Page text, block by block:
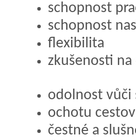
schopnost
schopnost
flexibilita
zkušenosti
odolnost vůči
ochotu
čestné a